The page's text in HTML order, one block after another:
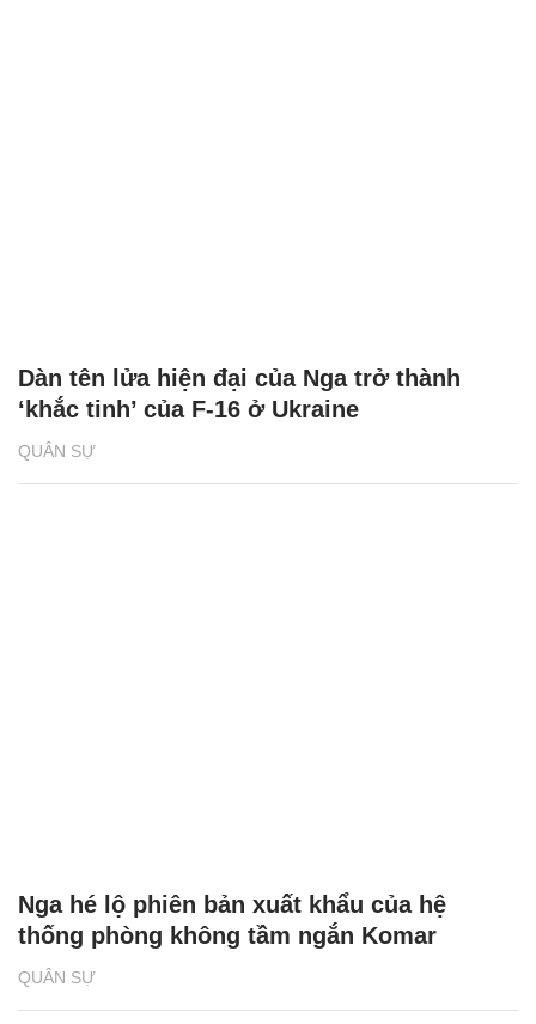
QUÂN SỰ
Dàn tên lửa hiện đại của Nga trở thành
‘khắc tinh’ của F-16 ở Ukraine
QUÂN SỰ
Nga hé lộ phiên bản xuất khẩu của hệ
thống phòng không tầm ngắn Komar